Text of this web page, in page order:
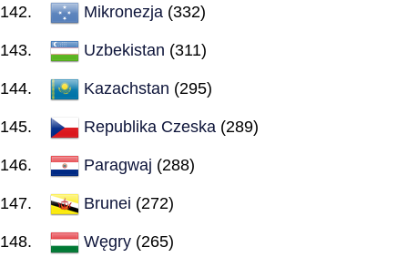
Mikronezja (332)
Uzbekistan (311)
Kazachstan (295)
Republika Czeska (289)
Paragwaj (288)
Brunei (272)
Węgry (265)